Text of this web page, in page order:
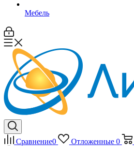
Мебель
Сравнение0 Отложенные 0